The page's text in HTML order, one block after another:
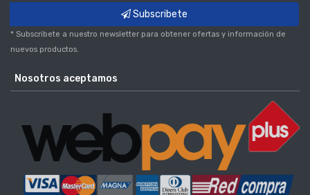
Subscribete
* Subscribete a nuestro newsletter para obtener ofertas y información de
nuevos productos.
Nosotros aceptamos